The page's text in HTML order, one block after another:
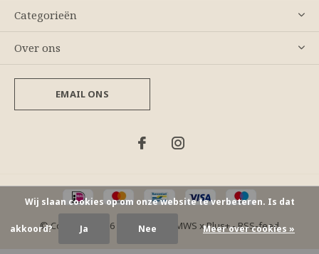
Categorieën
Over ons
EMAIL ONS
© Copyright 2026 - Theme By DMWS xPlus+-RSS-feed
Wij slaan cookies op om onze website te verbeteren. Is dat
akkoord? Ja Nee Meer over cookies »